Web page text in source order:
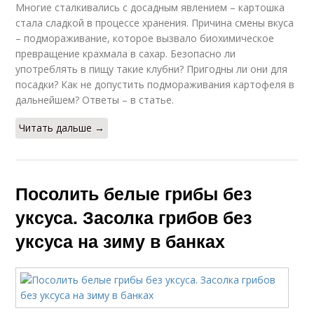
Многие сталкивались с досадным явлением – картошка
стала сладкой в процессе хранения. Причина смены вкуса
– подмораживание, которое вызвало биохимическое
превращение крахмала в сахар. Безопасно ли
употреблять в пищу такие клубни? Пригодны ли они для
посадки? Как не допустить подмораживания картофеля в
дальнейшем? Ответы – в статье.
Читать дальше →
Посолить белые грибы без
уксуса. Засолка грибов без
уксуса на зиму в банках